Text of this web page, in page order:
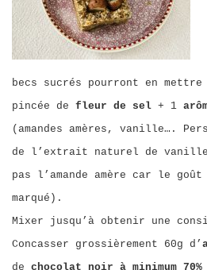
becs sucrés pourront en
pincée de fleur de sel + 1
(amandes amères, vanille….
de l’extrait naturel de
pas l’amande amère car le
marqué).
Mixer jusqu’à obtenir une
Concasser grossièrement 60g d’
de chocolat noir à minimum 70%